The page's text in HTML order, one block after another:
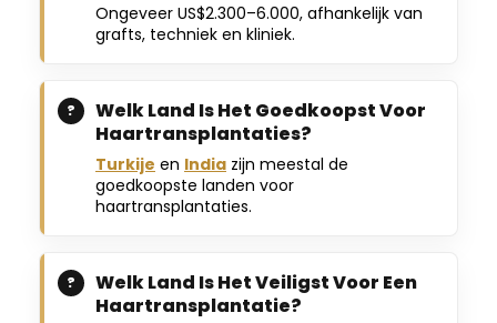
Ongeveer US$2.300–6.000, afhankelijk van
grafts, techniek en kliniek.
Welk Land Is Het Goedkoopst Voor
Haartransplantaties?
Turkije en India zijn meestal de
goedkoopste landen voor
haartransplantaties.
Welk Land Is Het Veiligst Voor Een
Haartransplantatie?